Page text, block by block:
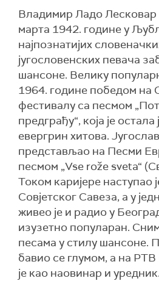
Владимир Ладо Лесковар
марта 1942. године у
најпознатијих
југословенских певача
шансоне. Велику
1964. године победом на
фестивалу са песмом
предграђу“, која је
евергрин хитова.
представљао на Песми
песмом „Vse rože sveta“
Током каријере наступао
Совјетског Савеза, а у
живео је и радио у
изузетно популаран.
песама у стилу шансоне.
бавио се глумом, а на
је као наовинар и уредник.